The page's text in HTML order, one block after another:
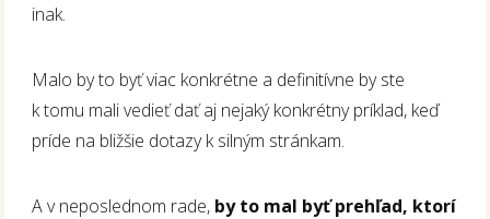
inak.
Malo by to byť viac konkrétne a definitívne by ste
k tomu mali vedieť dať aj nejaký konkrétny príklad, keď
príde na bližšie dotazy k silným stránkam.
A v neposlednom rade, by to mal byť prehľad, ktorí